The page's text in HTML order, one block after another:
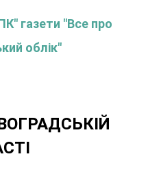
газети "Все про
облік"